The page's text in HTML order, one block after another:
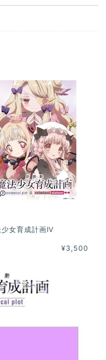
少女育成計画Ⅳ
¥3,500